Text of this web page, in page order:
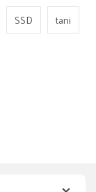
SSD
tani